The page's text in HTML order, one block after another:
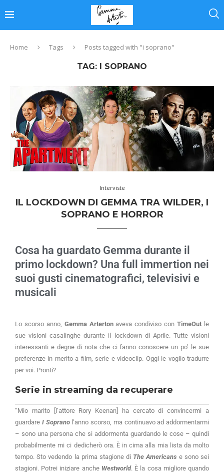
Home Tags Posts tagged with "i soprano"
TAG: I SOPRANO
Interviste
IL LOCKDOWN DI GEMMA TRA WILDER, I
SOPRANO E HORROR
Cosa ha guardato Gemma durante il
primo lockdown? Una full immertion nei
suoi gusti cinematografici, televisivi e
musicali
Lo scorso anno, Gemma Artertonaveva condiviso conTimeOut le
sue visioni casalinghe durante il lockdown di Aprile. Tutte visioni
interessanti e degne di nota che ci fanno conoscere un po’ le sue
preferenze in merito a film, serie e videoclip. Oggi le voglio tradurre
per voi. Pronti?
Serie in streaming da recuperare
“Mio marito [l’attore Rory Keenan] ha cercato di convincermi a
guardare ISopranol’anno scorso, ma continuavo ad addormentarmi
– sono una persona che si addormenta guardando le cose – quindi
probabilmente mi ci dedicherò ora. È in cima alla mia lista da molto
tempo. Sto vedendo la prima stagione di The Americans e sono sei
stagioni. Potrei iniziare anche Westworld. È la cosa migliore quando